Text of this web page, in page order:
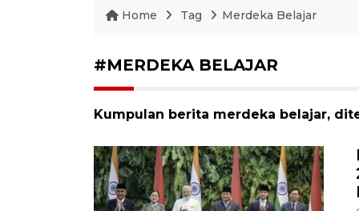
Home Tag Merdeka Belajar
#MERDEKA BELAJAR
Kumpulan berita merdeka belajar,